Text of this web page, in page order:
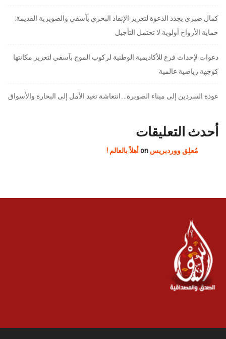
حماية الأرواح أولوية لا تحتمل التأجيل
كوجهة رياضية عالمية
أحدث التعليقات
مُعلِق ووردبريس